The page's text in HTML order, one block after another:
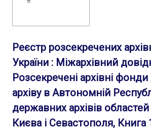
Реєстр розсекречених
України : Міжархівний
Розсекречені архівні
архіву в Автономній
державних архівів областей
Києва і Севастополя, Книга